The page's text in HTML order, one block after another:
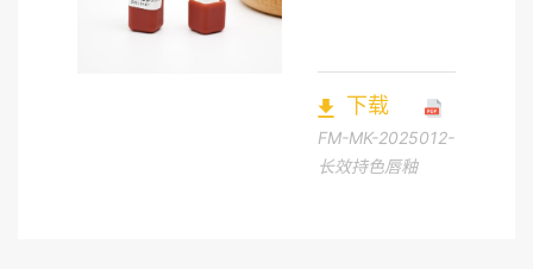
下载
FM-MK-2025012-
长效持色唇釉